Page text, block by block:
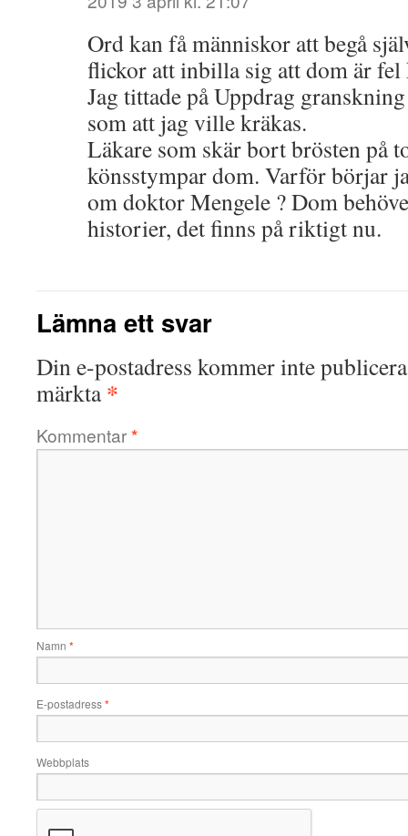
Ord kan få människor att begå
flickor att inbilla sig att dom är fel
Jag tittade på Uppdrag
som att jag ville kräkas.
Läkare som skär bort brösten på
könsstympar dom. Varför börjar
om doktor Mengele ? Dom
historier, det finns på riktigt nu.
Lämna ett svar
Din e-postadress kommer inte
märkta*
Kommentar*
Namn *
E-postadress*
Webbplats